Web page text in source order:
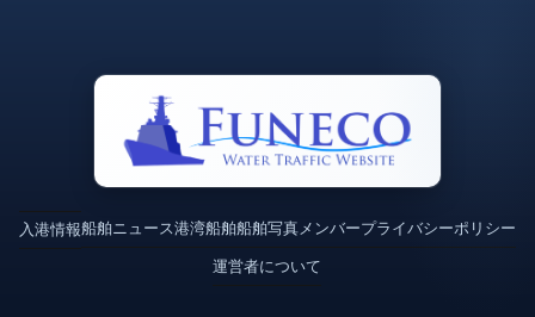
入港情報船舶ニュース港湾船舶船舶写真メンバープライバシーポリシー
運営者について